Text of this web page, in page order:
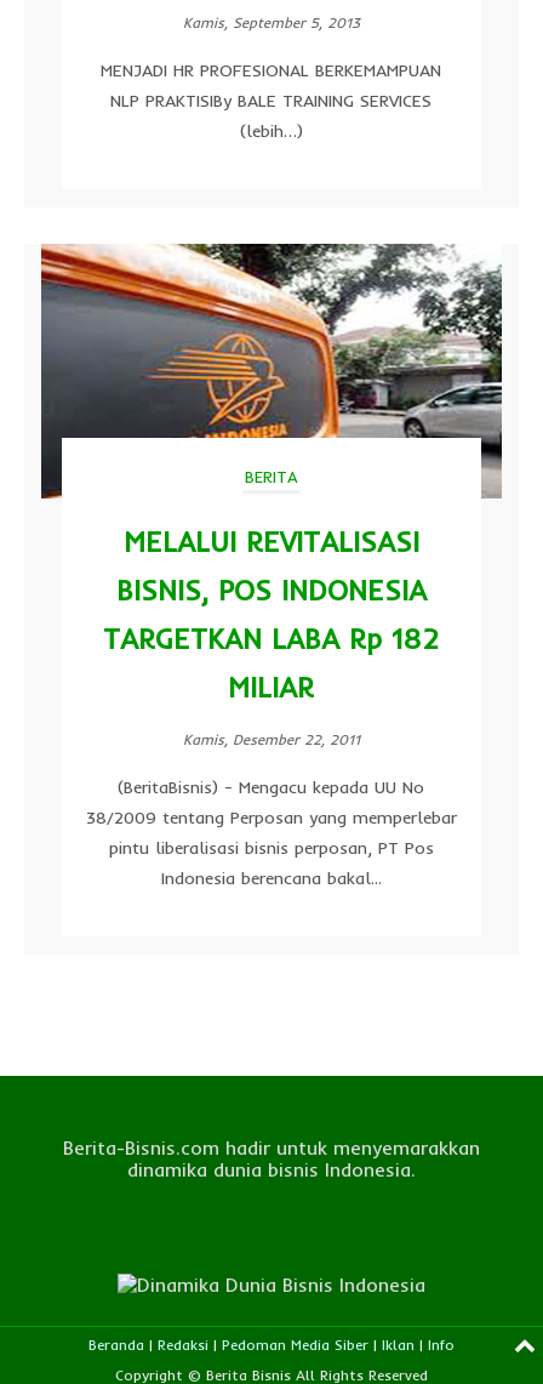
Kamis, September 5, 2013
MENJADI HR PROFESIONAL BERKEMAMPUAN
NLP PRAKTISIBy BALE TRAINING SERVICES
(lebih…)
BERITA
MELALUI REVITALISASI
BISNIS, POS INDONESIA
TARGETKAN LABA Rp 182
MILIAR
Kamis, Desember 22, 2011
(BeritaBisnis) - Mengacu kepada UU No
38/2009 tentang Perposan yang memperlebar
pintu liberalisasi bisnis perposan, PT Pos
Indonesia berencana bakal...
Berita-Bisnis.com hadir untuk menyemarakkan
dinamika dunia bisnis Indonesia.
Beranda | Redaksi | Pedoman Media Siber | Iklan | Info
Copyright © Berita Bisnis All Rights Reserved